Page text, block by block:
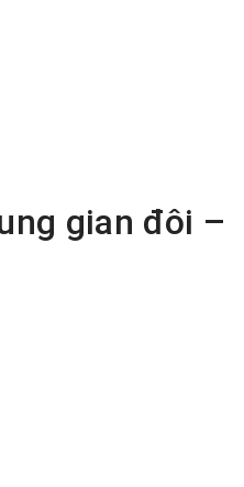
gian đôi –